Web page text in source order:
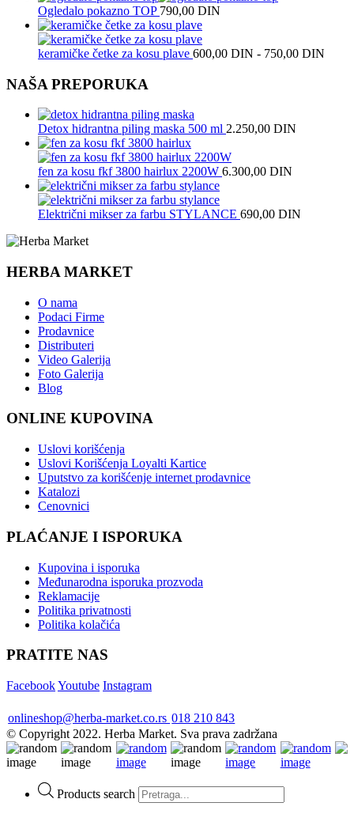
Ogledalo pokazno TOP 790,00 DIN
keramičke četke za kosu plave 600,00 DIN - 750,00 DIN
NAŠA PREPORUKA
Detox hidrantna piling maska 500 ml 2.250,00 DIN
fen za kosu fkf 3800 hairlux 2200W 6.300,00 DIN
Električni mikser za farbu STYLANCE 690,00 DIN
HERBA MARKET
O nama
Podaci Firme
Prodavnice
Distributeri
Video Galerija
Foto Galerija
Blog
ONLINE KUPOVINA
Uslovi korišćenja
Uslovi Korišćenja Loyalti Kartice
Uputstvo za korišćenje internet prodavnice
Katalozi
Cenovnici
PLAĆANJE I ISPORUKA
Kupovina i isporuka
Međunarodna isporuka prozvoda
Reklamacije
Politika privatnosti
Politika kolačića
PRATITE NAS
FacebookYoutube Instagram
onlineshop@herba-market.co.rs 018 210 843
© Copyright 2022. Herba Market. Sva prava zadržana
Products search